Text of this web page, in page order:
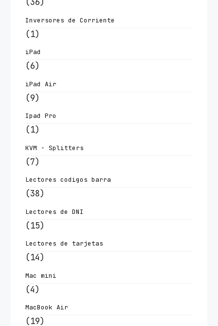
Inversores de Corriente
(1)
iPad
(6)
iPad Air
(9)
Ipad Pro
(1)
KVM - Splitters
(7)
Lectores codigos barra
(38)
Lectores de DNI
(15)
Lectores de tarjetas
(14)
Mac mini
(4)
MacBook Air
(19)